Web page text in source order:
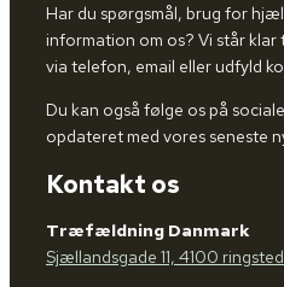
Har du spørgsmål, brug for
information om os? Vi står
via telefon, email eller udfyld
Du kan også følge os på
opdateret med vores seneste
Kontakt os
Træfældning Danmark
Sjællandsgade 11, 4100 ringsted